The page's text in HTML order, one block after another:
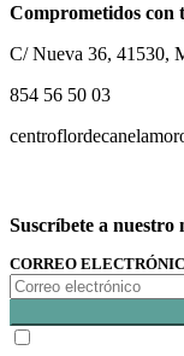
Comprometidos con
C/ Nueva 36, 41530,
854 56 50 03
Suscríbete a nuestro
CORREO